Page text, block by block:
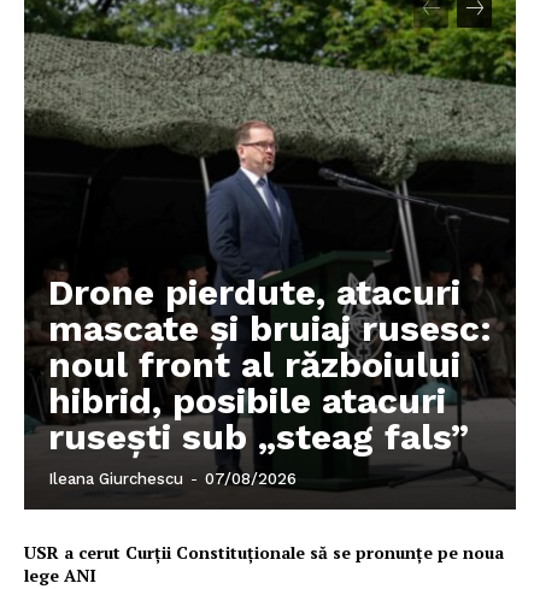
Un proiect
FREEDOM HOUSE ROMÂNIA
PRESShub
Despre noi / Echipa
Proiecte editoriale
Rețea
Contact
Drone pierdute, atacuri
mascate și bruiaj rusesc:
noul front al războiului
hibrid, posibile atacuri
rusești sub „steag fals”
Ileana Giurchescu - 07/08/2026
USR a cerut Curții Constituționale să se pronunțe pe noua
lege ANI